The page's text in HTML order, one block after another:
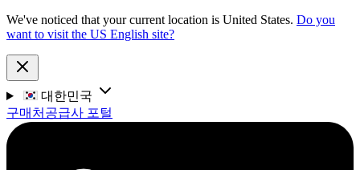
We've noticed that your current location is United States. Do you
want to visit the US English site?
대한민국
구매처 공급사 포털